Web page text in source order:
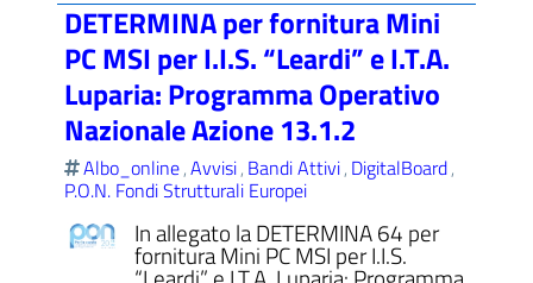
DETERMINA per fornitura Mini
PC MSI per I.I.S. “Leardi” e I.T.A.
Luparia: Programma Operativo
Nazionale Azione 13.1.2
Albo_online,Avvisi, Bandi Attivi, DigitalBoard,
P.O.N. Fondi Strutturali Europei
In allegato la DETERMINA 64 per
fornitura Mini PC MSI per I.I.S.